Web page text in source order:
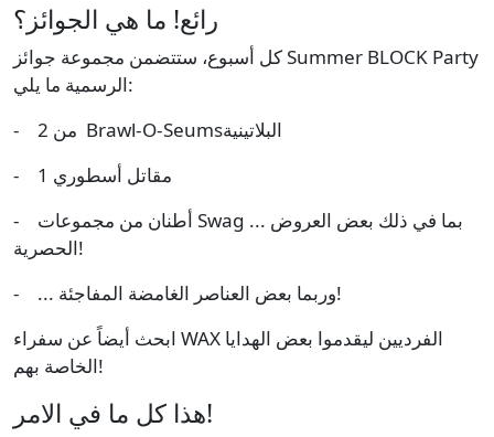
رائع! ما هي الجوائز؟
كل أسبوع، ستتضمن مجموعة جوائز Summer BLOCK Party
الرسمية ما يلي:
- 2 من Brawl-O-Seumsالبلاتينية
- 1 مقاتل أسطوري
- أطنان من مجموعات Swag ... بما في ذلك بعض العروض
الحصرية!
- ... وربما بعض العناصر الغامضة المفاجئة!
ابحث أيضاً عن سفراء WAX الفرديين ليقدموا بعض الهدايا
الخاصة بهم!
هذا كل ما في الامر!